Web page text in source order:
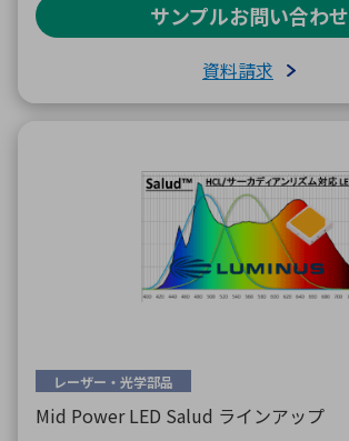
サンプルお問い合わせ
資料請求
レーザー・光学部品
Mid Power LED Salud ラインアップ